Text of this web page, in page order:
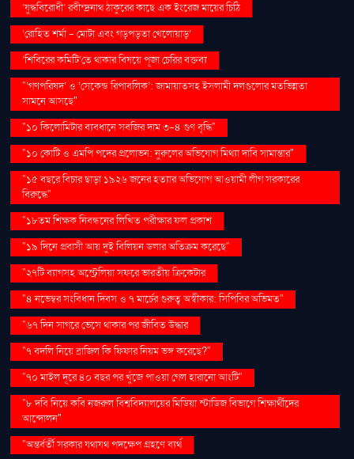
‘যুদ্ধবিরোধী’ রবীন্দ্রনাথ ঠাকুরের কাছে এক ইংরেজ মায়ের চিঠি
‘রোহিত শর্মা - মোটা এবং গড়পড়তা খেলোয়াড়’
‘শিবিরের কমিটি’তে থাকার বিষয়ে পূজা চেরির বক্তব্য
"‘গণপরিষদ’ ও ‘সেকেন্ড রিপাবলিক’: জামায়াতসহ ইসলামী দলগুলোর মতভিন্নতা
সামনে আসছে"
"১০ কিলোমিটার ব্যবধানে সবজির দাম ৩-৪ গুণ বৃদ্ধি"
"১০ কোটি ও এমপি পদের প্রলোভন: নুরুলের অভিযোগ মিথ্যা দাবি সামান্তার"
"১৫ বছরে বিচার ছাড়া ১৯২৬ জনের হত্যার অভিযোগ আওয়ামী লীগ সরকারের
বিরুদ্ধে"
"১৮তম শিক্ষক নিবন্ধনের লিখিত পরীক্ষার ফল প্রকাশ
"১৯ দিনে প্রবাসী আয় দুই বিলিয়ন ডলার অতিক্রম করেছে"
"২৭টি ব্যাগসহ অস্ট্রেলিয়া সফরে ভারতীয় ক্রিকেটার
"৪ নভেম্বর সংবিধান দিবস ও ৭ মার্চের গুরুত্ব অস্বীকার: সিপিবির অভিমত"
"৬৭ দিন সাগরে ভেসে থাকার পর জীবিত উদ্ধার
"৭ বদলি নিয়ে ব্রাজিল কি ফিফার নিয়ম ভঙ্গ করেছে?"
"৭০ মাইল দূরে ৪০ বছর পর খুঁজে পাওয়া গেল হারানো আংটি"
"৮ দবি নিয়ে কবি নজরুল বিশ্ববিদ্যালয়ের মিডিয়া স্টাডিজ বিভাগে শিক্ষার্থীদের
আন্দোলন"
"অন্তর্বর্তী সরকার যথাযথ পদক্ষেপ গ্রহণে ব্যর্থ